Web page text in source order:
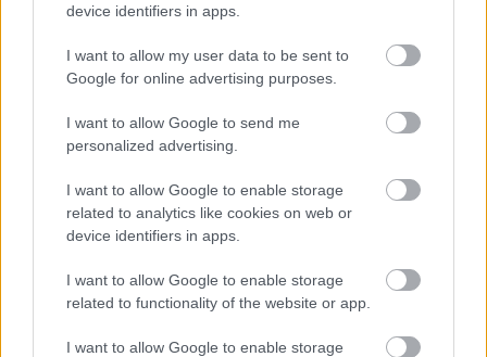
device identifiers in apps.
I want to allow my user data to be sent to
Google for online advertising purposes.
I want to allow Google to send me
personalized advertising.
I want to allow Google to enable storage
related to analytics like cookies on web or
device identifiers in apps.
I want to allow Google to enable storage
related to functionality of the website or app.
I want to allow Google to enable storage